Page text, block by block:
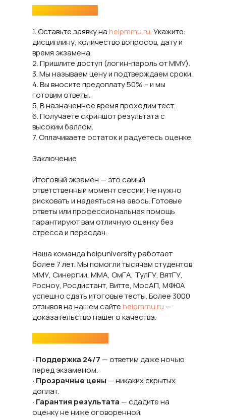
1. Оставьте заявку наhelpmmu.ru. Укажите:
дисциплину, количество вопросов, дату и
время экзамена.
2. Пришлите доступ (логин-пароль от ММУ).
3. Мы называем цену и подтверждаем сроки.
4. Вы вносите предоплату 50% – и мы
готовим ответы.
5. В назначенное время проходим тест.
6. Получаете скриншот результата с
высоким баллом.
7. Оплачиваете остаток и радуетесь оценке.
Заключение
Итоговый экзамен — это самый
ответственный момент сессии. Не нужно
рисковать и надеяться на авось. Готовые
ответы или профессиональная помощь
гарантируют вам отличную оценку без
стресса и пересдач.
Наша команда helpuniversity работает
более 7 лет. Мы помогли тысячам студентов
ММУ, Синергии, ММА, ОмГА, ТулГУ, ВятГУ,
Росноу, Росдистант, Витте, МосАП, МФЮА
успешно сдать итоговые тесты. Более 3000
отзывов на нашем сайтеhelpmmu.ru —
доказательство нашего качества.
· Поддержка 24/7 — ответим даже ночью
перед экзаменом.
· Прозрачные цены — никаких скрытых
доплат.
· Гарантия результата — сдадите на
оценку не ниже оговоренной.